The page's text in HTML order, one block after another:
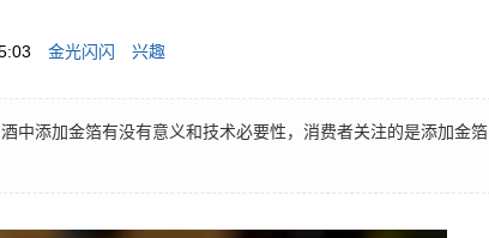
金光闪闪 兴趣
中添加金箔有没有意义和技术必要性，消费者关注的是添加金箔